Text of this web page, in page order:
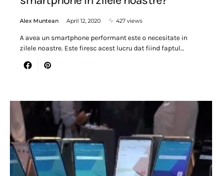
Alex Muntean April 12, 2020 427 views
A avea un smartphone performant este o necesitate in
zilele noastre. Este firesc acest lucru dat fiind faptul…